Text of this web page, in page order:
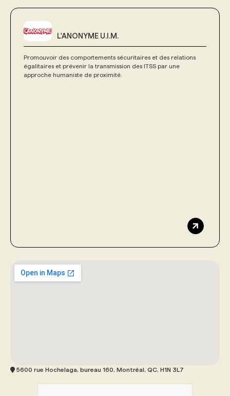
L'ANONYME U.I.M.
Promouvoir des comportements sécuritaires et des relations
égalitaires et prévenir la transmission des ITSS par une
approche humaniste de proximité.
5600 rue Hochelaga, bureau 160, Montréal, QC, H1N 3L7